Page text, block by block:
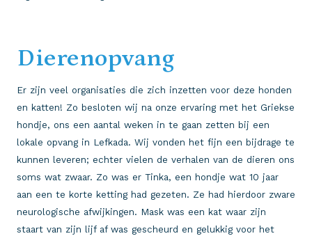
Dierenopvang
Er zijn veel organisaties die zich inzetten voor deze honden
en katten! Zo besloten wij na onze ervaring met het Griekse
hondje, ons een aantal weken in te gaan zetten bij een
lokale opvang in Lefkada. Wij vonden het fijn een bijdrage te
kunnen leveren; echter vielen de verhalen van de dieren ons
soms wat zwaar. Zo was er Tinka, een hondje wat 10 jaar
aan een te korte ketting had gezeten. Ze had hierdoor zware
neurologische afwijkingen. Mask was een kat waar zijn
staart van zijn lijf af was gescheurd en gelukkig voor het